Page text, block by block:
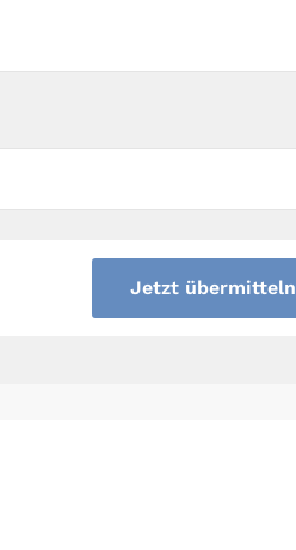
Jetzt übermitteln